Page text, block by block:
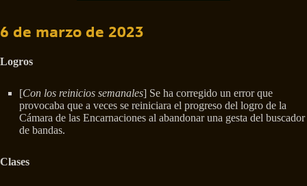
6 de marzo de 2023
Logros
[Con los reinicios semanales] Se ha corregido un error que
provocaba que a veces se reiniciara el progreso del logro de la
Cámara de las Encarnaciones al abandonar una gesta del buscador
de bandas.
Clases